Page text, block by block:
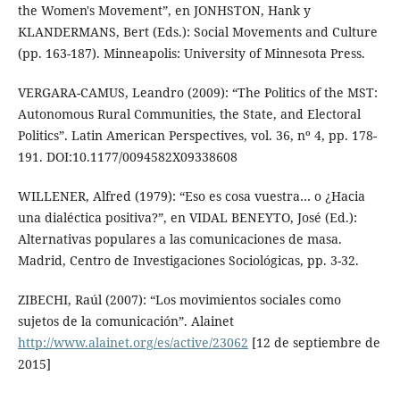
the Women's Movement”, en JONHSTON, Hank y
KLANDERMANS, Bert (Eds.): Social Movements and Culture
(pp. 163-187). Minneapolis: University of Minnesota Press.
VERGARA-CAMUS, Leandro (2009): “The Politics of the MST:
Autonomous Rural Communities, the State, and Electoral
Politics”. Latin American Perspectives, vol. 36, nº 4, pp. 178-
191. DOI:10.1177/0094582X09338608
WILLENER, Alfred (1979): “Eso es cosa vuestra… o ¿Hacia
una dialéctica positiva?”, en VIDAL BENEYTO, José (Ed.):
Alternativas populares a las comunicaciones de masa.
Madrid, Centro de Investigaciones Sociológicas, pp. 3-32.
ZIBECHI, Raúl (2007): “Los movimientos sociales como
sujetos de la comunicación”. Alainet
http://www.alainet.org/es/active/23062 [12 de septiembre de
2015]